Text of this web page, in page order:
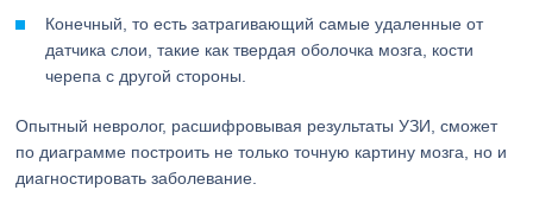
Конечный, то есть затрагивающий самые удаленные от
датчика слои, такие как твердая оболочка мозга, кости
черепа с другой стороны.
Опытный невролог, расшифровывая результаты УЗИ, сможет
по диаграмме построить не только точную картину мозга, но и
диагностировать заболевание.